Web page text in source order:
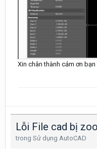
Xin chân thành cảm ơn bạn
trong Sử dụng AutoCAD